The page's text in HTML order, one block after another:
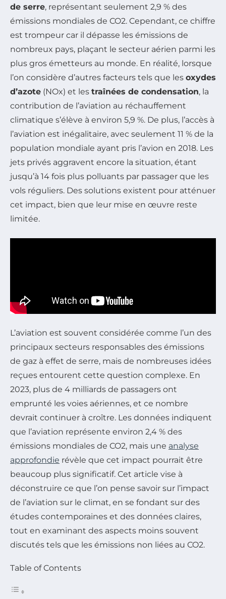
de serre, représentant seulement 2,9 % des
émissions mondiales de CO2. Cependant, ce chiffre
est trompeur car il dépasse les émissions de
nombreux pays, plaçant le secteur aérien parmi les
plus gros émetteurs au monde. En réalité, lorsque
l’on considère d’autres facteurs tels que les oxydes
d’azote (NOx) et les traînées de condensation, la
contribution de l’aviation au réchauffement
climatique s’élève à environ 5,9 %. De plus, l’accès à
l’aviation est inégalitaire, avec seulement 11 % de la
population mondiale ayant pris l’avion en 2018. Les
jets privés aggravent encore la situation, étant
jusqu’à 14 fois plus polluants par passager que les
vols réguliers. Des solutions existent pour atténuer
cet impact, bien que leur mise en œuvre reste
limitée.
L’aviation est souvent considérée comme l’un des
principaux secteurs responsables des émissions
de gaz à effet de serre, mais de nombreuses idées
reçues entourent cette question complexe. En
2023, plus de 4 milliards de passagers ont
emprunté les voies aériennes, et ce nombre
devrait continuer à croître. Les données indiquent
que l’aviation représente environ 2,4 % des
émissions mondiales de CO2, mais une analyse
approfondie révèle que cet impact pourrait être
beaucoup plus significatif. Cet article vise à
déconstruire ce que l’on pense savoir sur l’impact
de l’aviation sur le climat, en se fondant sur des
études contemporaines et des données claires,
tout en examinant des aspects moins souvent
discutés tels que les émissions non liées au CO2.
Table of Contents